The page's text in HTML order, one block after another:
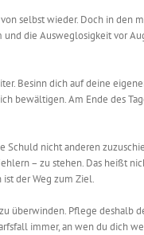
selbst wieder. Doch in den
die Ausweglosigkeit vor
Besinn dich auf deine
bewältigen. Am Ende des
nicht anderen
– zu stehen. Das heißt
der Weg zum Ziel.
überwinden. Pflege deshalb
immer, an wen du dich